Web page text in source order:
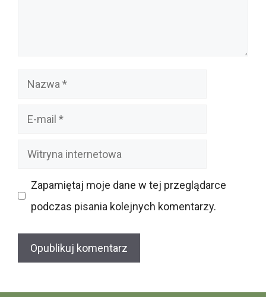
Nazwa
Witryna
Zapamiętaj moje dane w tej przeglądarce
podczas pisania kolejnych komentarzy.